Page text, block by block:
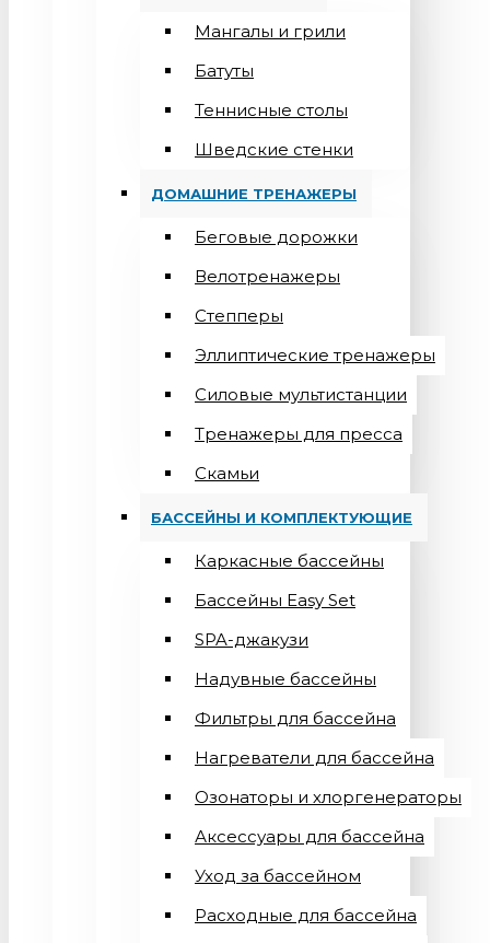
Мангалы и грили
Батуты
Теннисные столы
Шведские стенки
ДОМАШНИЕ ТРЕНАЖЕРЫ
Беговые дорожки
Велотренажеры
Степперы
Эллиптические тренажеры
Силовые мультистанции
Тренажеры для пресса
Скамьи
БАССЕЙНЫ И КОМПЛЕКТУЮЩИЕ
Каркасные бассейны
Бассейны Easy Set
SPA-джакузи
Надувные бассейны
Фильтры для бассейна
Нагреватели для бассейна
Озонаторы и хлоргенераторы
Аксессуары для бассейна
Уход за бассейном
Расходные для бассейна